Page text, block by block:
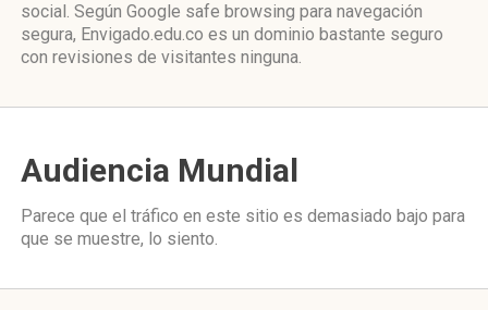
social. Según Google safe browsing para navegación
segura, Envigado.edu.co es un dominio bastante seguro
con revisiones de visitantes ninguna.
Audiencia Mundial
Parece que el tráfico en este sitio es demasiado bajo para
que se muestre, lo siento.